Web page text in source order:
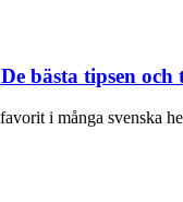
bästa tipsen
i många svenska